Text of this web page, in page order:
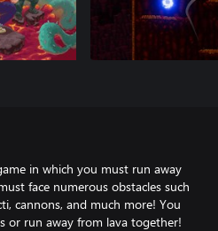
in which you must run away
face numerous obstacles such
cannons, and much more! You
or run away from lava together!